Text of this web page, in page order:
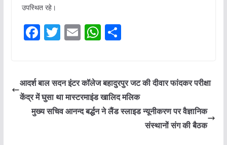
उपस्थित रहे।
F
e
b
o
T
er
E
l
W
s
A
p
S
e
आदर्श बाल सदन इंटर कॉलेज बहादुरपुर जट की दीवार फांदकर परीक्षा
केंद्र में घुसा था मास्टरमाइंड खालिद मलिक
मुख्य सचिव आनन्द बर्द्धन ने लैंड स्लाइड न्यूनीकरण पर वैज्ञानिक
संस्थानों संग की बैठक